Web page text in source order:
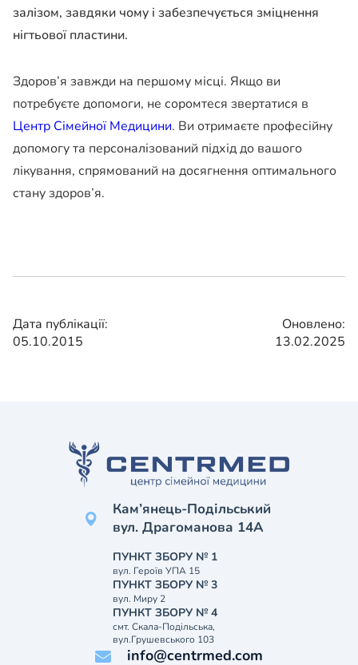
залізом, завдяки чому і забезпечується зміцнення
нігтьової пластини.
Здоров’я завжди на першому місці. Якщо ви
потребуєте допомоги, не соромтеся звертатися в
Центр Сімейної Медицини. Ви отримаєте професійну
допомогу та персоналізований підхід до вашого
лікування, спрямований на досягнення оптимального
стану здоров’я.
Дата публікації:
05.10.2015
Оновлено:
13.02.2025
Кам’янець-Подільський
вул. Драгоманова 14А
ПУНКТ ЗБОРУ № 1
вул. Героїв УПА 15
ПУНКТ ЗБОРУ № 3
вул. Миру 2
ПУНКТ ЗБОРУ № 4
смт. Скала-Подільська,
вул.Грушевського 103
info@centrmed.com